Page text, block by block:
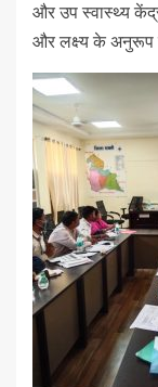
और उप स्वास्थ्य
और लक्ष्य के अनुरूप